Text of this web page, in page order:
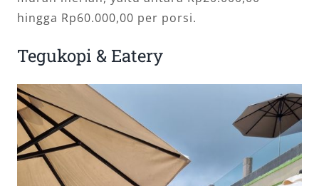
hingga Rp60.000,00 per porsi.
Tegukopi & Eatery